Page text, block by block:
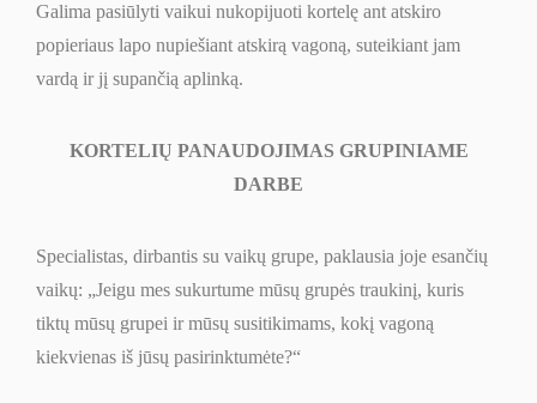
Galima pasiūlyti vaikui nukopijuoti kortelę ant atskiro
popieriaus lapo nupiešiant atskirą vagoną, suteikiant jam
vardą ir jį supančią aplinką.
KORTELIŲ PANAUDOJIMAS GRUPINIAME
DARBE
Specialistas, dirbantis su vaikų grupe, paklausia joje esančių
vaikų: „Jeigu mes sukurtume mūsų grupės traukinį, kuris
tiktų mūsų grupei ir mūsų susitikimams, kokį vagoną
kiekvienas iš jūsų pasirinktumėte?“